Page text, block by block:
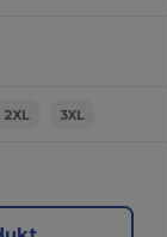
2XL 3XL